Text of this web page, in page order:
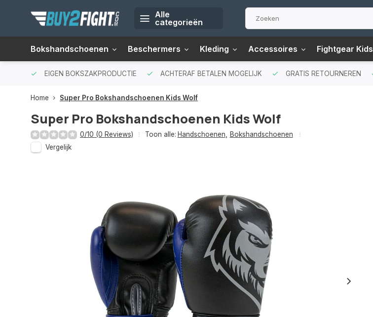
Alle
categorieën
Bokshandschoenen Beschermers Kleding Accessoires Fightgear Kids
EIGEN BOKSZAKPRODUCTIE ACHTERAF BETALEN MOGELIJK GRATIS RETOURNEREN
Home Super Pro Bokshandschoenen Kids Wolf
Super Pro Bokshandschoenen Kids Wolf
0/10 (0 Reviews) Toon alle: Handschoenen
Bokshandschoenen
Vergelijk